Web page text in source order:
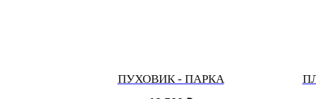
ПУХОВИК - ПАРКА